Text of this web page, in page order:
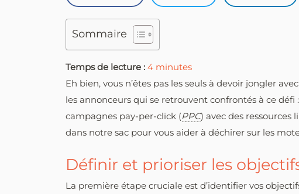
Sommaire
Temps de lecture : 4 minutes
Eh bien, vous n’êtes pas les seuls à devoir jongler
les annonceurs qui se retrouvent confrontés à ce
campagnes pay-per-click (PPC) avec des ressources
dans notre sac pour vous aider à déchirer sur les
Définir et prioriser les
La première étape cruciale est d’identifier vos